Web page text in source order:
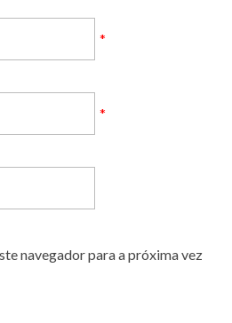
*
*
navegador para a próxima vez